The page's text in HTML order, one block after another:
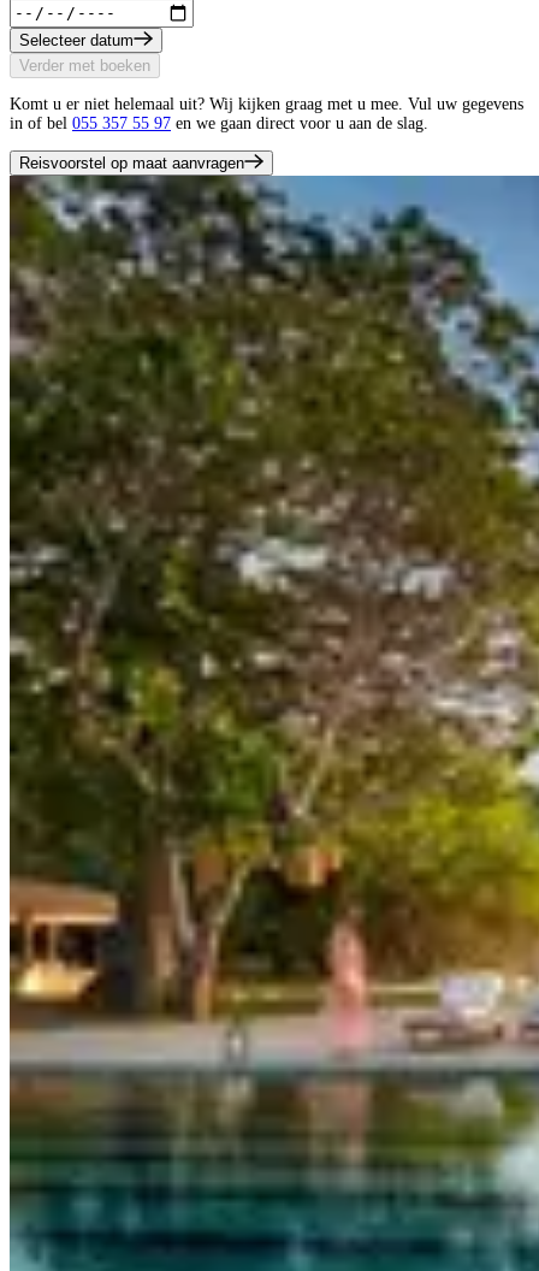
Selecteer datum
Verder met boeken
Komt u er niet helemaal uit? Wij kijken graag met u mee. Vul uw gegevens
in of bel 055 357 55 97 en we gaan direct voor u aan de slag.
Reisvoorstel op maat aanvragen